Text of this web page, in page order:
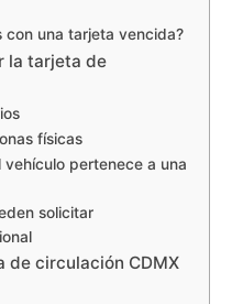
con una tarjeta vencida?
la tarjeta de
físicas
vehículo pertenece a una
solicitar
de circulación CDMX